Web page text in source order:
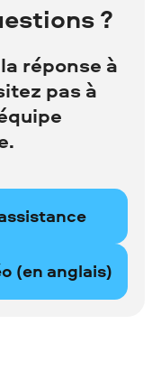
?
réponse à
pas à
(en anglais)